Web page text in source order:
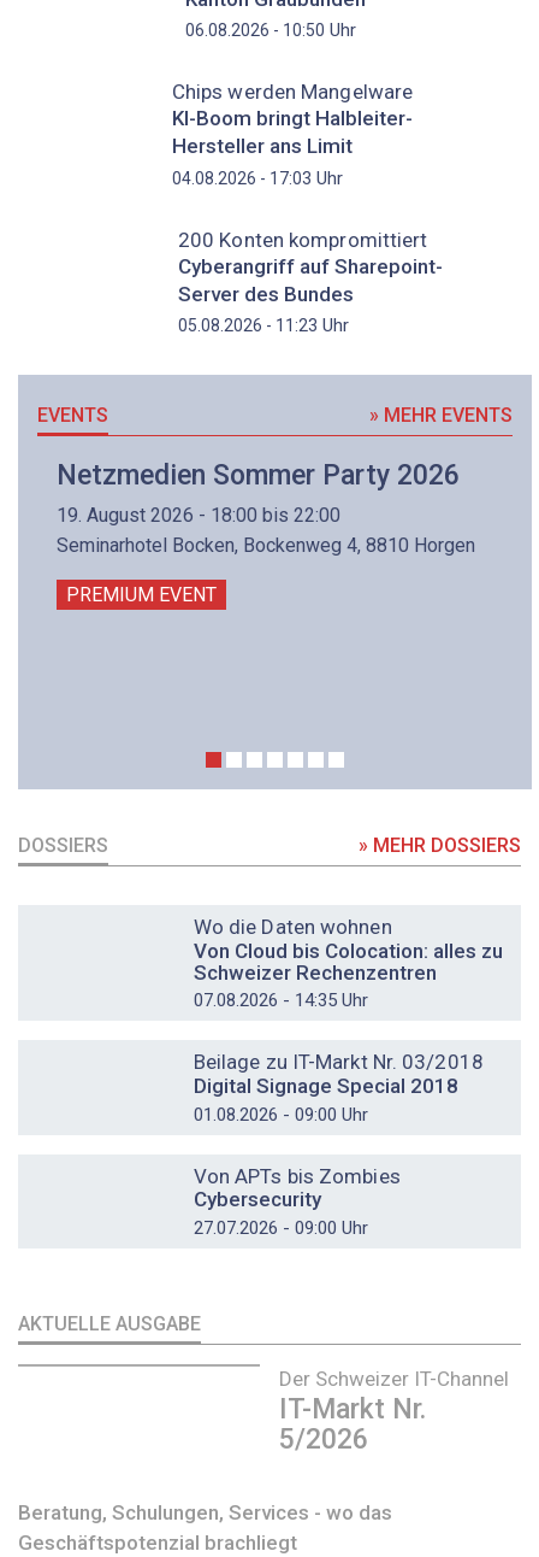
06.08.2026 - 10:50 Uhr
Chips werden Mangelware
KI-Boom bringt Halbleiter-
Hersteller ans Limit
04.08.2026 - 17:03 Uhr
200 Konten kompromittiert
Cyberangriff auf Sharepoint-
Server des Bundes
05.08.2026 - 11:23 Uhr
EVENTS » MEHR EVENTS
Netzmedien Sommer Party 2026
19. August 2026 - 18:00 bis 22:00
Seminarhotel Bocken, Bockenweg 4, 8810 Horgen
PREMIUM EVENT
DOSSIERS » MEHR DOSSIERS
Wo die Daten wohnen
Von Cloud bis Colocation: alles zu
Schweizer Rechenzentren
07.08.2026 - 14:35 Uhr
Beilage zu IT-Markt Nr. 03/2018
Digital Signage Special 2018
01.08.2026 - 09:00 Uhr
Von APTs bis Zombies
Cybersecurity
27.07.2026 - 09:00 Uhr
AKTUELLE AUSGABE
Der Schweizer IT-Channel
IT-Markt Nr.
5/2026
Beratung, Schulungen, Services - wo das
Geschäftspotenzial brachliegt